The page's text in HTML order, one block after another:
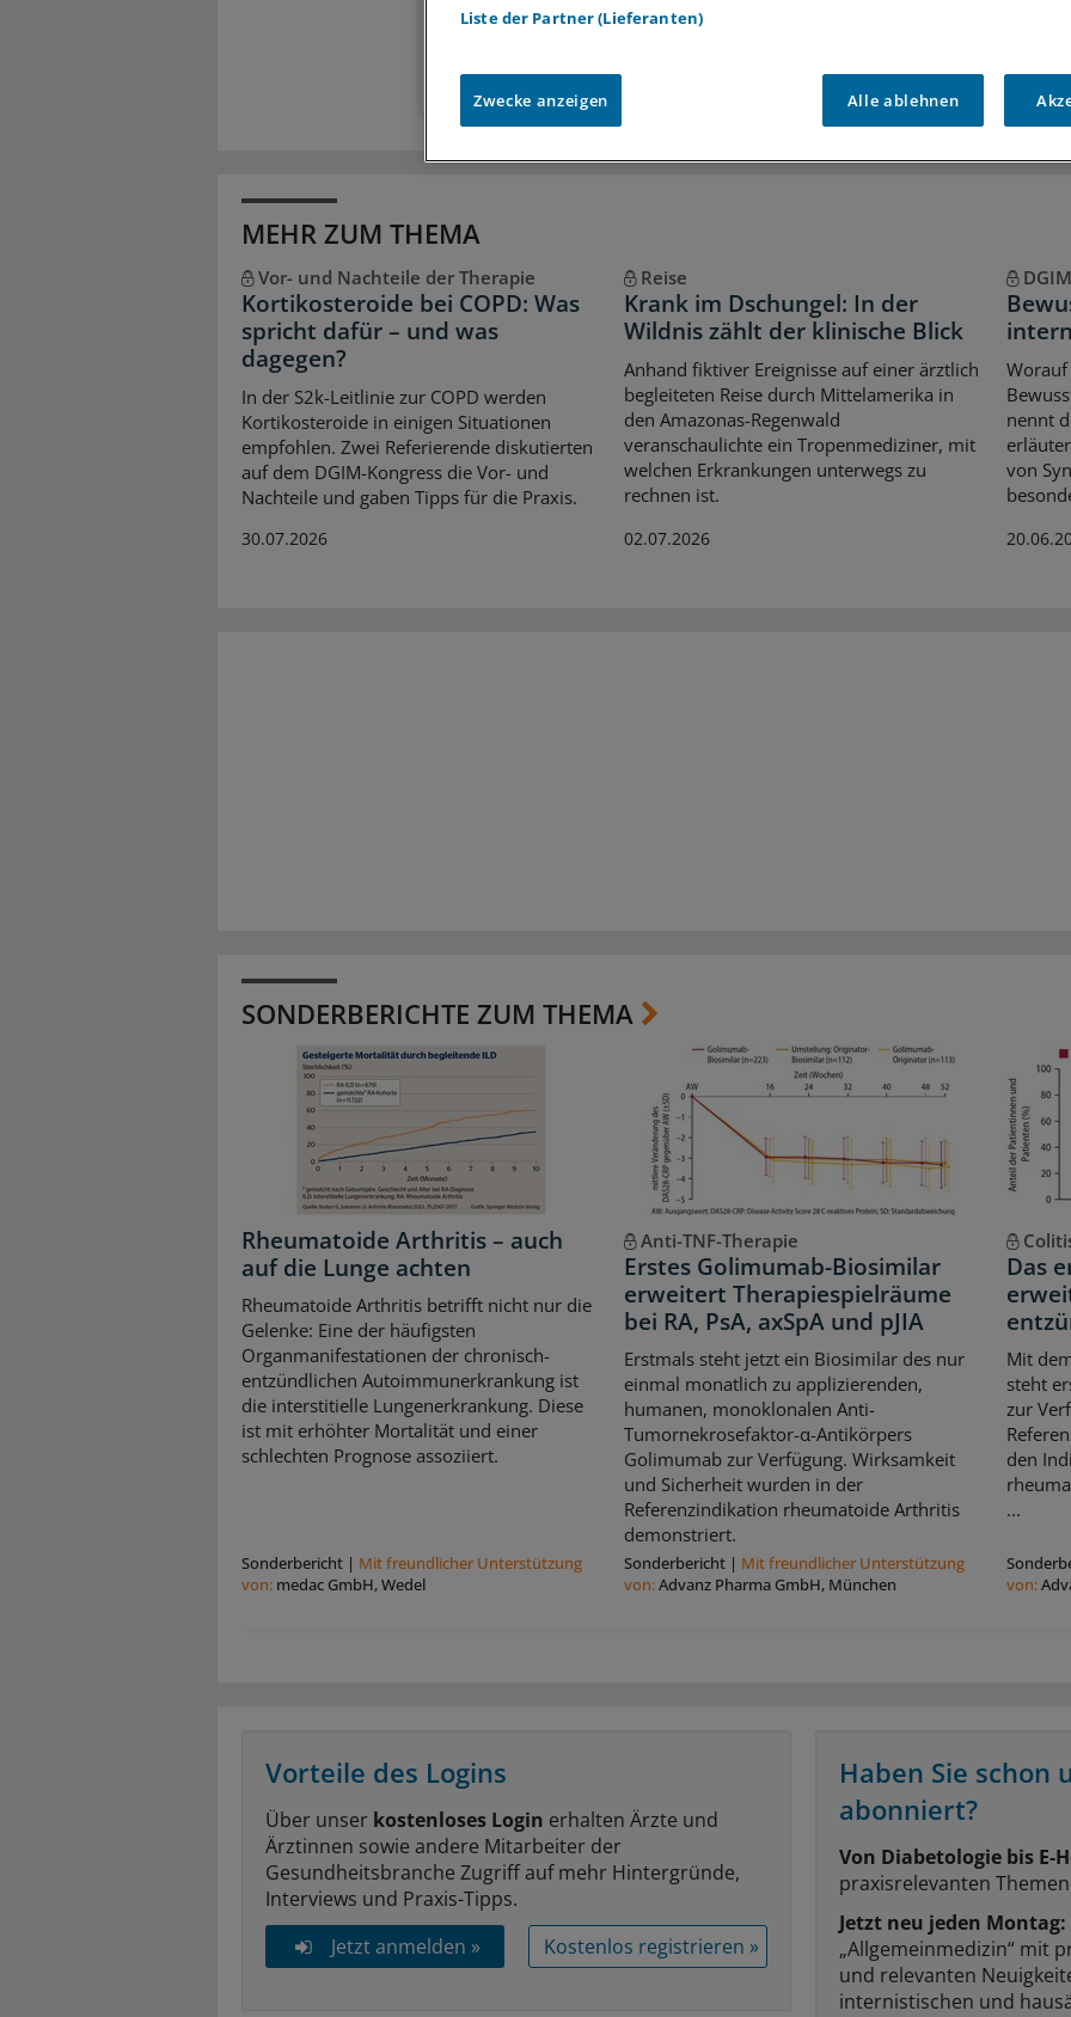
Zugriff auf allemedizinischen Berichte und Kommentare
Voraussetzungen für den Zugang
MEHR ZUM THEMA
Vor- und Nachteile der Therapie
Kortikosteroide bei COPD: Was
spricht dafür – und was
dagegen?
In der S2k-Leitlinie zur COPD werden
Kortikosteroide in einigen Situationen
empfohlen. Zwei Referierende diskutierten
auf dem DGIM-Kongress die Vor- und
Nachteile und gaben Tipps für die Praxis.
30.07.2026
Reise
Krank im Dschungel: In der
Wildnis zählt der klinische Blick
Anhand fiktiver Ereignisse auf einer ärztlich
begleiteten Reise durch Mittelamerika in
den Amazonas-Regenwald
veranschaulichte ein Tropenmediziner, mit
welchen Erkrankungen unterwegs zu
rechnen ist.
02.07.2026
nennt
von
SONDERBERICHTE ZUM THEMA
Rheumatoide Arthritis – auch
auf die Lunge achten
Rheumatoide Arthritis betrifft nicht nur die
Gelenke: Eine der häufigsten
Organmanifestationen der chronisch-
entzündlichen Autoimmunerkrankung ist
die interstitielle Lungenerkrankung. Diese
ist mit erhöhter Mortalität und einer
schlechten Prognose assoziiert.
Sonderbericht | Mit freundlicher Unterstützung
von: medac GmbH, Wedel
Anti-TNF-Therapie
Erstes Golimumab-Biosimilar
erweitert Therapiespielräume
bei RA, PsA, axSpA und pJIA
Erstmals steht jetzt ein Biosimilar des nur
einmal monatlich zu applizierenden,
humanen, monoklonalen Anti-
Tumornekrosefaktor-α-Antikörpers
Golimumab zur Verfügung. Wirksamkeit
und Sicherheit wurden in der
Referenzindikation rheumatoide Arthritis
demonstriert.
Sonderbericht| Mit freundlicher Unterstützung
von:Advanz Pharma GmbH, München
Das
Mit
steht
zur
den
...
von:
Vorteile des Logins
Über unser kostenloses Login erhalten Ärzte und
Ärztinnen sowie andere Mitarbeiter der
Gesundheitsbranche Zugriff auf mehr Hintergründe,
Interviews und Praxis-Tipps.
Jetzt anmelden »
Kostenlos registrieren »
Haben Sie schon
abonniert?
Von Diabetologie bis E-
praxisrelevanten
Jetzt neu jeden Montag:
„Allgemeinmedizin“ mit
und relevanten
internistischen und
Liste der Partner (Lieferanten)
Zwecke anzeigen Alle ablehnen